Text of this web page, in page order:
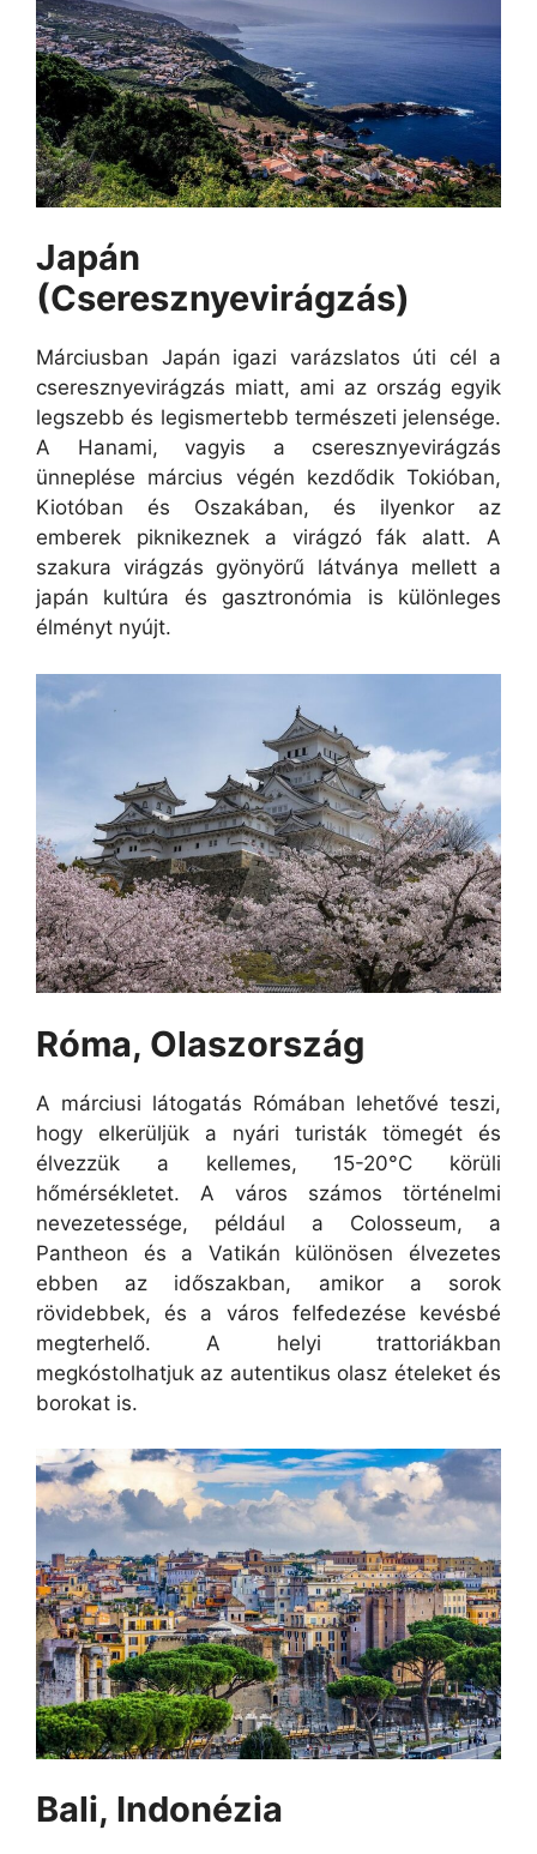
Japán
(Cseresznyevirágzás)
Márciusban Japán igazi varázslatos úti cél a
cseresznyevirágzás miatt, ami az ország egyik
legszebb és legismertebb természeti jelensége.
A Hanami, vagyis a cseresznyevirágzás
ünneplése március végén kezdődik Tokióban,
Kiotóban és Oszakában, és ilyenkor az
emberek piknikeznek a virágzó fák alatt. A
szakura virágzás gyönyörű látványa mellett a
japán kultúra és gasztronómia is különleges
élményt nyújt.
Róma, Olaszország
A márciusi látogatás Rómában lehetővé teszi,
hogy elkerüljük a nyári turisták tömegét és
élvezzük a kellemes, 15-20°C körüli
hőmérsékletet. A város számos történelmi
nevezetessége, például a Colosseum, a
Pantheon és a Vatikán különösen élvezetes
ebben az időszakban, amikor a sorok
rövidebbek, és a város felfedezése kevésbé
megterhelő. A helyi trattoriákban
megkóstolhatjuk az autentikus olasz ételeket és
borokat is.
Bali, Indonézia